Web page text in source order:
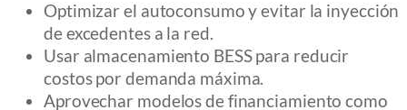
Optimizar el autoconsumo y evitar la inyección
de excedentes a la red.
Usar almacenamiento BESS para reducir
costos por demanda máxima.
Aprovechar modelos de financiamiento como